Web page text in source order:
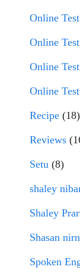
Online
Online
Online
Online
Recipe (18)
Reviews
Setu (8)
shaley
Shaley
Shasan
Spoken